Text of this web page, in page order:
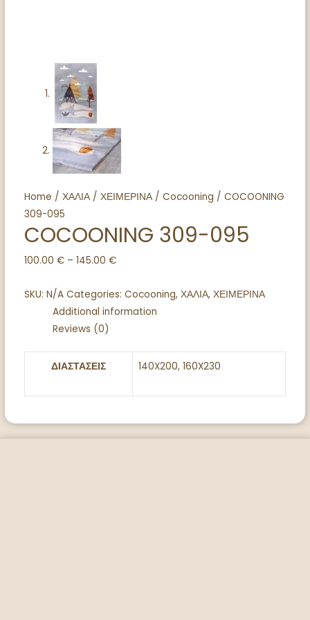
Home / ΧΑΛΙΑ/ ΧΕΙΜΕΡΙΝΑ/ Cocooning / COCOONING
309-095
COCOONING 309-095
100.00 €– 145.00 €
SKU: N/A Categories: Cocooning, ΧΑΛΙΑ, ΧΕΙΜΕΡΙΝΑ
Additional information
Reviews (0)
ΔΙΑΣΤΑΣΕΙΣ 140X200, 160X230